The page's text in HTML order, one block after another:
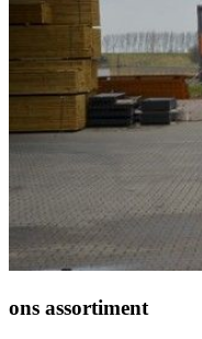
ons assortiment